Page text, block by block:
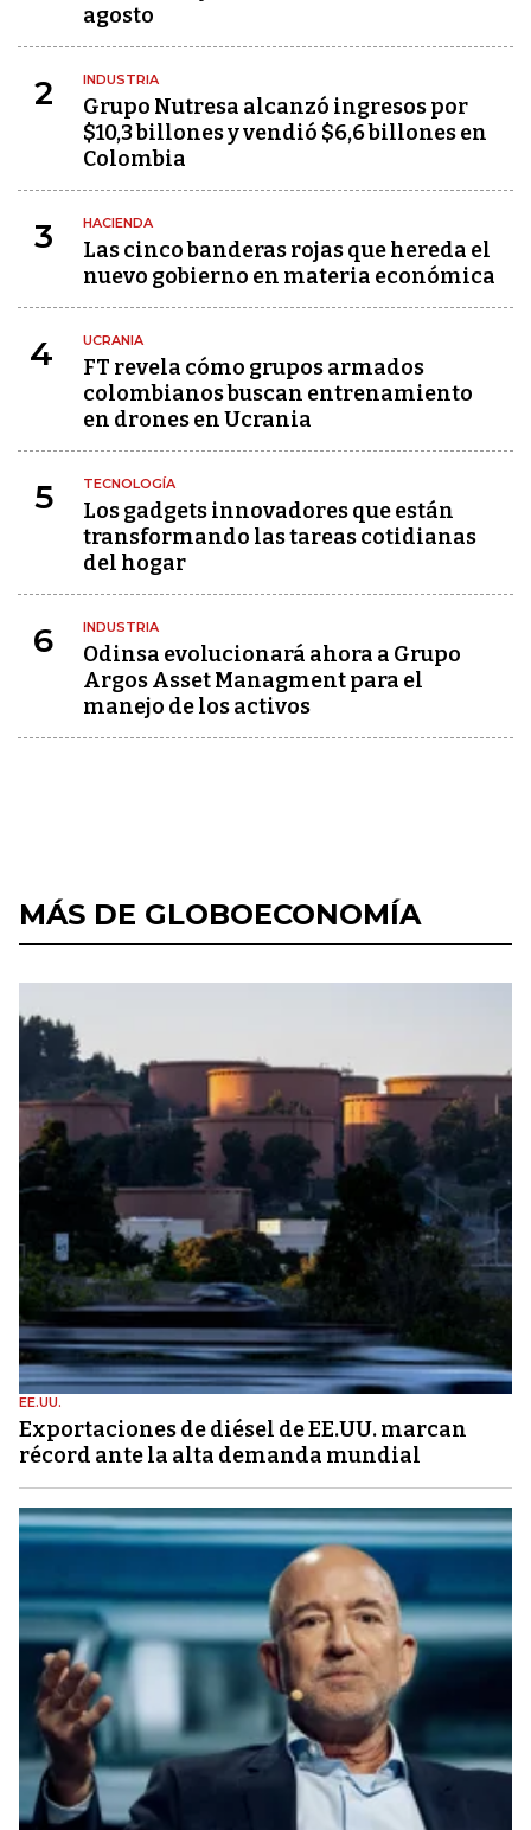
agosto
2 INDUSTRIA
Grupo Nutresa alcanzó ingresos por
$10,3 billones y vendió $6,6 billones en
Colombia
3 HACIENDA
Las cinco banderas rojas que hereda el
nuevo gobierno en materia económica
4 UCRANIA
FT revela cómo grupos armados
colombianos buscan entrenamiento
en drones en Ucrania
5 TECNOLOGÍA
Los gadgets innovadores que están
transformando las tareas cotidianas
del hogar
6 INDUSTRIA
Odinsa evolucionará ahora a Grupo
Argos Asset Managment para el
manejo de los activos
MÁS DE GLOBOECONOMÍA
EE.UU.
Exportaciones de diésel de EE.UU. marcan
récord ante la alta demanda mundial